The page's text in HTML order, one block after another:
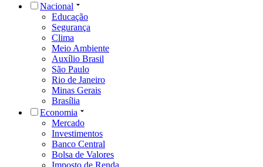
Nacional
Educação
Segurança
Clima
Meio Ambiente
Auxílio Brasil
São Paulo
Rio de Janeiro
Minas Gerais
Brasília
Economia
Mercado
Investimentos
Banco Central
Bolsa de Valores
Imposto de Renda